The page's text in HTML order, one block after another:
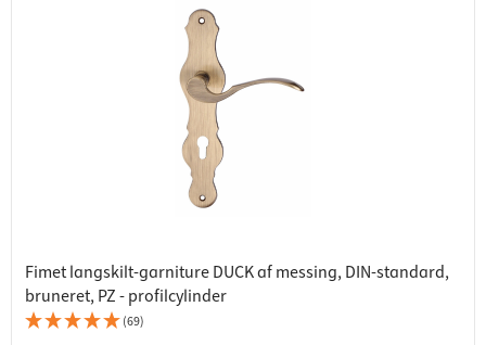
Fimet langskilt-garniture DUCK af messing, DIN-standard,
bruneret, PZ - profilcylinder
(69)